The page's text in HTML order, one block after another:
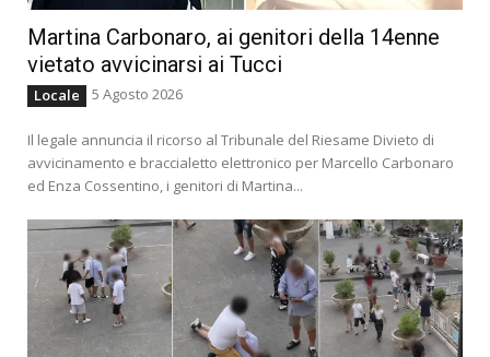
Martina Carbonaro, ai genitori della 14enne
vietato avvicinarsi ai Tucci
Locale 5 Agosto 2026
Il legale annuncia il ricorso al Tribunale del Riesame Divieto di
avvicinamento e braccialetto elettronico per Marcello Carbonaro
ed Enza Cossentino, i genitori di Martina...